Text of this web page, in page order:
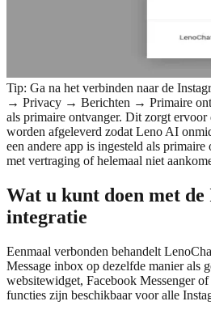
Tip: Ga na het verbinden naar de
→ Privacy → Berichten → Primaire
als primaire ontvanger. Dit zorgt
worden afgeleverd zodat Leno AI
een andere app is ingesteld als
met vertraging of helemaal niet
Wat u kunt doen met
integratie
Eenmaal verbonden behandelt
Message inbox op dezelfde manier als
websitewidget, Facebook Messenger
functies zijn beschikbaar voor alle